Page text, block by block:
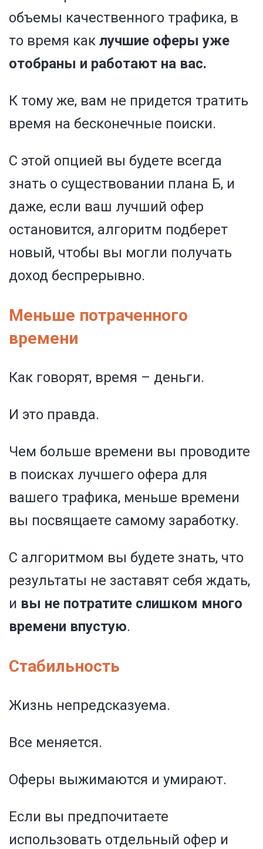
объемы качественного трафика, в
то время как лучшие оферы уже
отобраны и работают на вас.
К тому же, вам не придется тратить
время на бесконечные поиски.
С этой опцией вы будете всегда
знать о существовании плана Б, и
даже, если ваш лучший офер
остановится, алгоритм подберет
новый, чтобы вы могли получать
доход беспрерывно.
Меньше потраченного
времени
Как говорят, время – деньги.
И это правда.
Чем больше времени вы проводите
в поисках лучшего офера для
вашего трафика, меньше времени
вы посвящаете самому заработку.
С алгоритмом вы будете знать, что
результаты не заставят себя ждать,
и вы не потратите слишком много
времени впустую.
Стабильность
Жизнь непредсказуема.
Все меняется.
Оферы выжимаются и умирают.
Если вы предпочитаете
использовать отдельный офер и